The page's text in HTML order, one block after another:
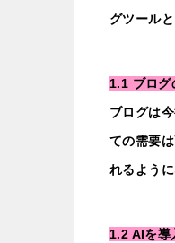
グツール
1.1 ブログ
ブログは
ての需要
れるように
1.2 AIを導